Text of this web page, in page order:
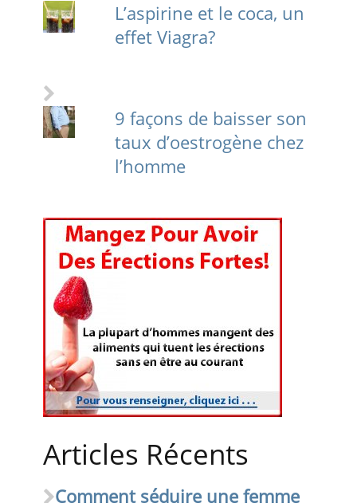
L’aspirine et le coca, un
effet Viagra?
9 façons de baisser son
taux d’oestrogène chez
l’homme
Articles Récents
Comment séduire une femme